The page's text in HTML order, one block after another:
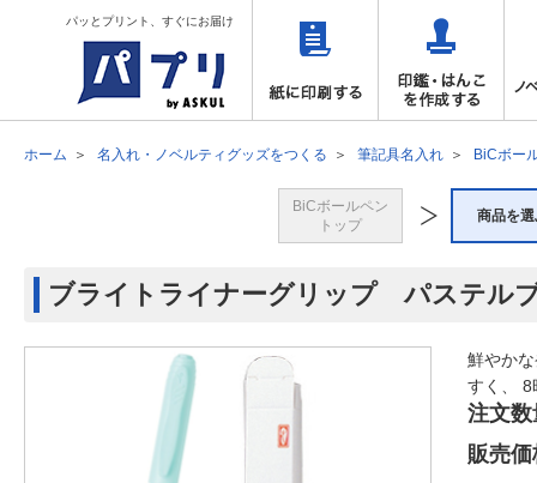
パッとプリント、すぐにお届け
ホーム 名入れ・ノベルティグッズをつくる 筆記具名入れ BiCボー
BiCボールペン
トップ
商品を
ブライトライナーグリップ パステル
鮮やか
すく、 8
注文数
販売価